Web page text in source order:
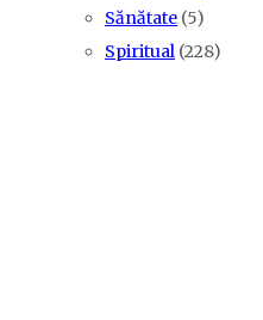
Sănătate (5)
Spiritual (228)